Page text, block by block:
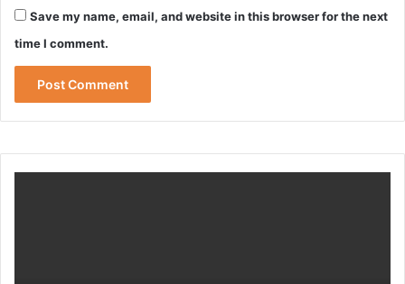
Save my name, email, and website in this browser for the next
time I comment.